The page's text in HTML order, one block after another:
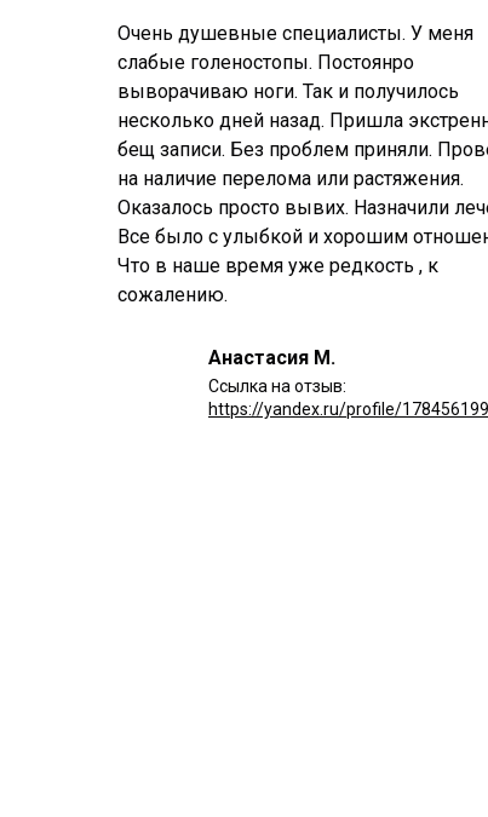
Очень душевные специалисты. У меня
слабые голеностопы. Постоянро
выворачиваю ноги. Так и получилось
несколько дней назад. Пришла
бещ записи. Без проблем приняли.
на наличие перелома или растяжения.
Оказалось просто вывих. Назначили
Все было с улыбкой и хорошим
Что в наше время уже редкость , к
сожалению.
Анастасия М.
Ссылка на отзыв:
https://yandex.ru/profile/